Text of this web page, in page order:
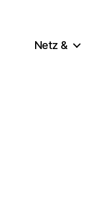
Netz &